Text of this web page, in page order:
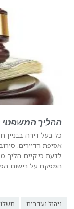
ההליך המשפטי
כל בעל דירה בבניין
אסיפת הדיירים.
לדעת כי קיים הליך
המפקח על רישום
ניהול ועד בית